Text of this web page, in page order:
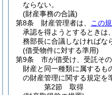
ならない。
(財産事務の合議)
第8条
財産管理者は、 この
承認を得ようとするときは
務部長に合議しなければな
(借受物件に対する準用)
第9条
市が借受け、受託そ
財産と同一種類に属するも
の財産管理に関する規定を
第2節
取得